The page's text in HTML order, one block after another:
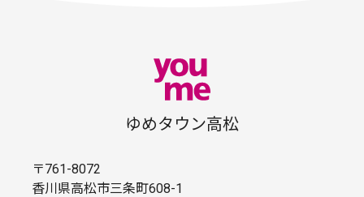
ゆめタウン高松
〒761-8072
香川県高松市三条町608-1